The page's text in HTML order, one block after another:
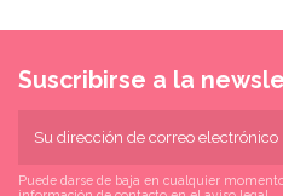
Suscribirse a la
Puede darse de baja en cualquier